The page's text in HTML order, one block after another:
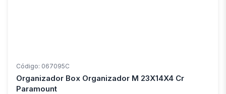
Código: 067095C
Organizador Box Organizador M 23X14X4 Cr
Paramount